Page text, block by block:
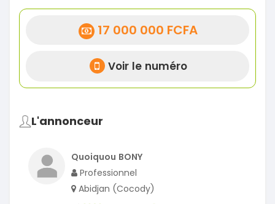
17 000 000 FCFA
Voir le numéro
L'annonceur
Quoiquou BONY
Professionnel
Abidjan (Cocody)